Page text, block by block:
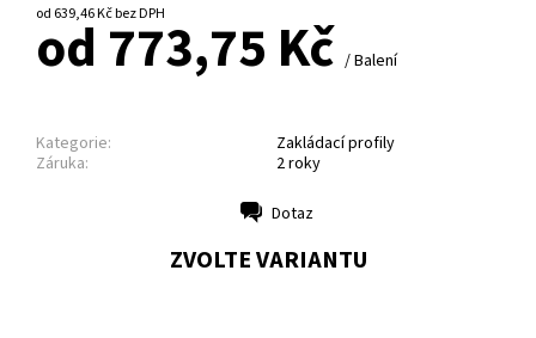
od 639,46 Kč bez DPH
od 773,75 Kč / Balení
Kategorie:
Zakládací profily
Záruka:
2 roky
Dotaz
ZVOLTE VARIANTU